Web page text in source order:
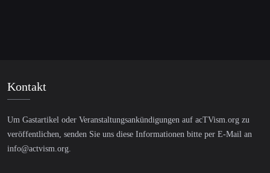
Kontakt
Um Gastartikel oder Veranstaltungsankündigungen auf acTVism.org zu
veröffentlichen, senden Sie uns diese Informationen bitte per E-Mail an
info@actvism.org